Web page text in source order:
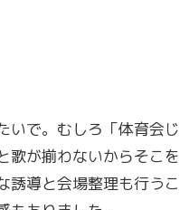
いで。むしろ「体育会じ
歌が揃わないからそこを
誘導と会場整理も行うこ